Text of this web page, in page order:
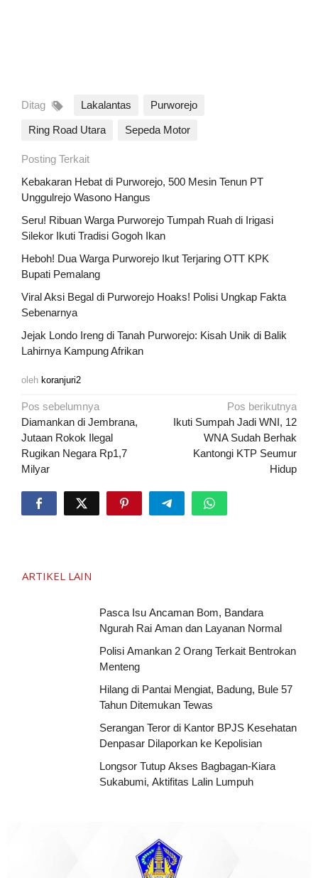
Ditag Lakalantas Purworejo
Ring Road Utara Sepeda Motor
Posting Terkait
Kebakaran Hebat di Purworejo, 500 Mesin Tenun PT
Unggulrejo Wasono Hangus
Seru! Ribuan Warga Purworejo Tumpah Ruah di Irigasi
Silekor Ikuti Tradisi Gogoh Ikan
Heboh! Dua Warga Purworejo Ikut Terjaring OTT KPK
Bupati Pemalang
Viral Aksi Begal di Purworejo Hoaks! Polisi Ungkap Fakta
Sebenarnya
Jejak Londo Ireng di Tanah Purworejo: Kisah Unik di Balik
Lahirnya Kampung Afrikan
oleh koranjuri2
Navigasi
pos
Pos sebelumnya
Diamankan di Jembrana,
Jutaan Rokok Ilegal
Rugikan Negara Rp1,7
Milyar
Pos berikutnya
Ikuti Sumpah Jadi WNI, 12
WNA Sudah Berhak
Kantongi KTP Seumur
Hidup
ARTIKEL LAIN
Pasca Isu Ancaman Bom, Bandara
Ngurah Rai Aman dan Layanan Normal
Polisi Amankan 2 Orang Terkait Bentrokan
Menteng
Hilang di Pantai Mengiat, Badung, Bule 57
Tahun Ditemukan Tewas
Serangan Teror di Kantor BPJS Kesehatan
Denpasar Dilaporkan ke Kepolisian
Longsor Tutup Akses Bagbagan-Kiara
Sukabumi, Aktifitas Lalin Lumpuh